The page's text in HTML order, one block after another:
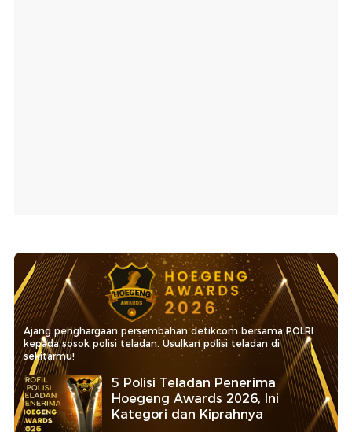
Ajang penghargaan persembahan detikcom bersama POLRI
kepada sosok polisi teladan. Usulkan polisi teladan di
sekitarmu!
5 Polisi Teladan Penerima
Hoegeng Awards 2026, Ini
Kategori dan Kiprahnya